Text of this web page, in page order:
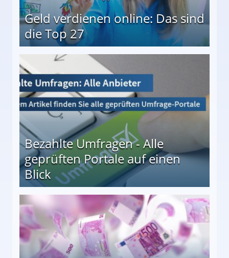
Geld verdienen online: Das sind
die Top 27
Bezahlte Umfragen - Alle
geprüften Portale auf einen
Blick
auf einen Blick